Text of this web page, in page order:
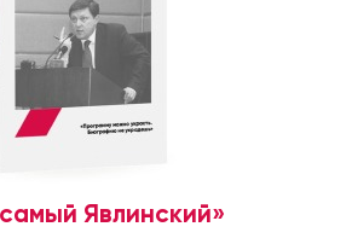
Явлинский»